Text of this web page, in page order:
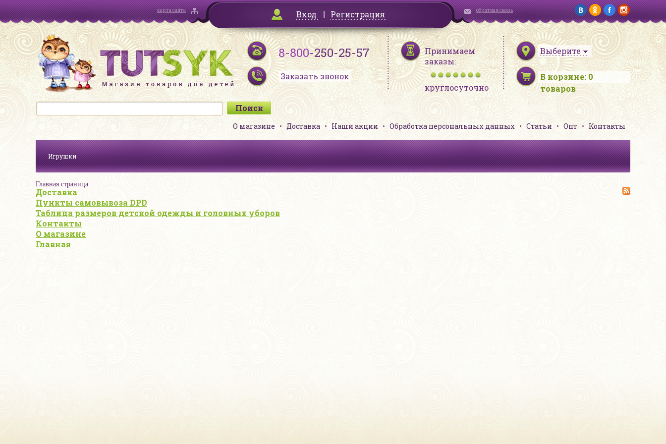
карта сайта Вход Регистрация обратная связь
8-800-250-25-57
Заказать звонок
Принимаем
заказы:
круглосуточно
Выберите
В корзине: 0
товаров
О магазине Доставка Наши акции Обработка персональных данных Статьи Опт Контакты
Игрушки
Главная страница
Доставка
Пункты самовывоза DPD
Таблица размеров детской одежды и головных уборов
Контакты
О магазине
Главная